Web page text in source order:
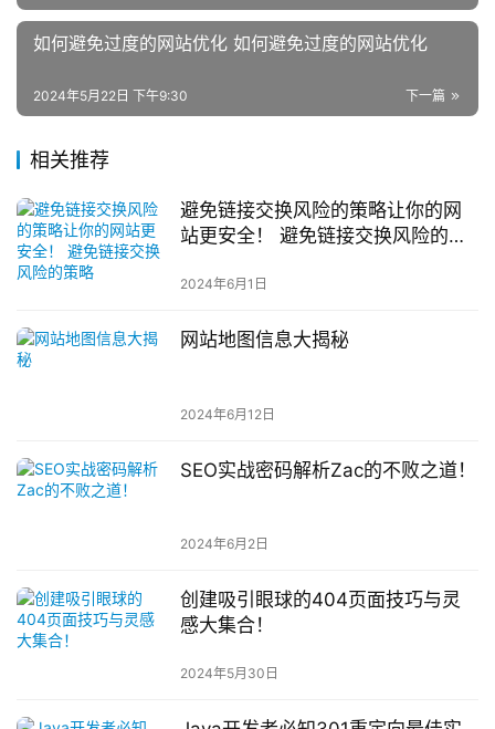
如何避免过度的网站优化 如何避免过度的网站优化
下一篇
2024年5月22日 下午9:30
相关推荐
避免链接交换风险的策略让你的网
站更安全！ 避免链接交换风险的策
2024年6月1日
网站地图信息大揭秘
2024年6月12日
SEO实战密码解析Zac的不败之道！
2024年6月2日
创建吸引眼球的404页面技巧与灵
感大集合！
2024年5月30日